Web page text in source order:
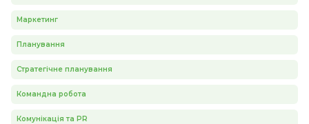
Маркетинг
Планування
Стратегічне планування
Командна робота
Комунікація та PR